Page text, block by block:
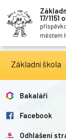
17/
městem
Základní škola
Bakaláři
Facebook
Odhlášení